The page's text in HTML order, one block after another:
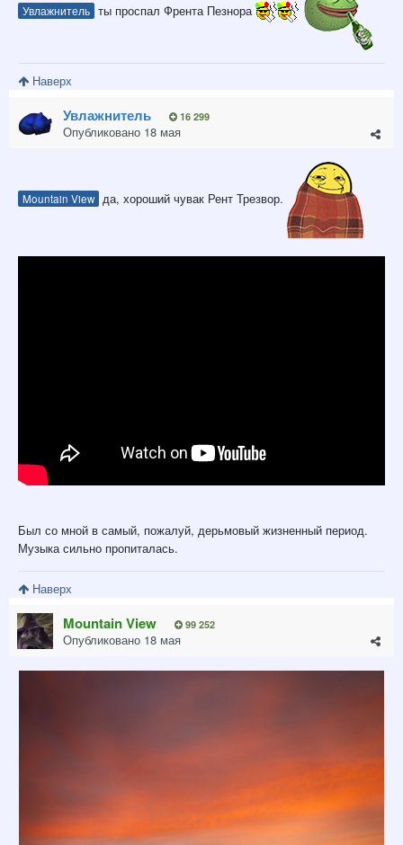
Увлажнитель ты проспал Френта Пезнора
Наверх
Увлажнитель 16 299
Опубликовано 18 мая
Mountain View да, хороший чувак Рент Трезвор.
Был со мной в самый, пожалуй, дерьмовый жизненный период.
Музыка сильно пропиталась.
Наверх
Mountain View 99 252
Опубликовано 18 мая